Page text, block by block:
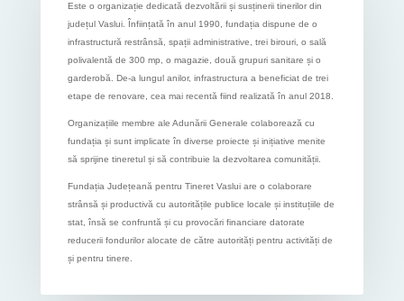
Este o organizație dedicată dezvoltării și susținerii tinerilor din
județul Vaslui. Înființată în anul 1990, fundația dispune de o
infrastructură restrânsă, spații administrative, trei birouri, o sală
polivalentă de 300 mp, o magazie, două grupuri sanitare și o
garderobă. De-a lungul anilor, infrastructura a beneficiat de trei
etape de renovare, cea mai recentă fiind realizată în anul 2018.
Organizațiile membre ale Adunării Generale colaborează cu
fundația și sunt implicate în diverse proiecte și inițiative menite
să sprijine tineretul și să contribuie la dezvoltarea comunității.
Fundația Județeană pentru Tineret Vaslui are o colaborare
strânsă și productivă cu autoritățile publice locale și instituțiile de
stat, însă se confruntă și cu provocări financiare datorate
reducerii fondurilor alocate de către autorități pentru activități de
și pentru tinere.